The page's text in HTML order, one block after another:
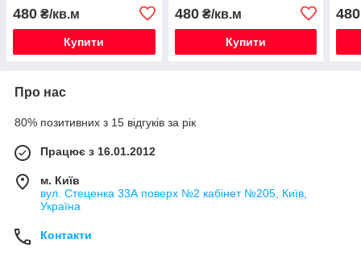
480 ₴/кв.м
Купити
480₴/кв.м
Купити
480
Про нас
80% позитивних з 15 відгуків за рік
Працює з 16.01.2012
м. Київ
вул. Стеценка 33А поверх №2 кабінет №205, Київ,
Україна
Контакти